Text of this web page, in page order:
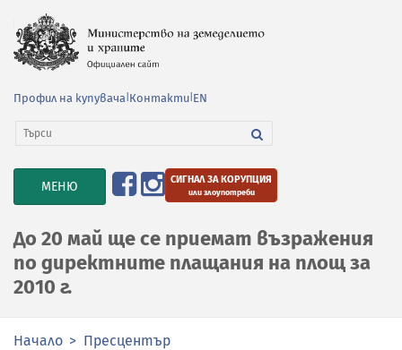
Профил на купувача Контакти EN
TOGGLE
NAVIGATION
МЕНЮ СИГНАЛ ЗА КОРУПЦИЯ
или злоупотреби
До 20 май ще се приемат възражения
по директните плащания на площ за
2010 г.
Начало Пресцентър